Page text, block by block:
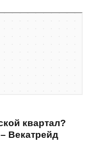
квартал?
Векатрейд